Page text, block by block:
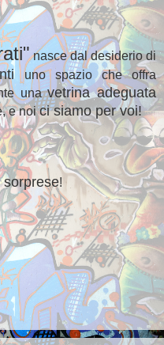
nasce dal desiderio di
uno spazio che offra
unavetrina adeguata
e noici siamo per voi!
sorprese!